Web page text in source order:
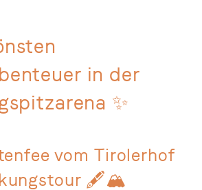
in der
✨
vom Tirolerhof
🖋️🏔️